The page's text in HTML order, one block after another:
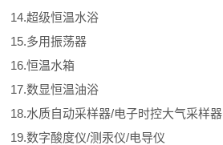
14.超级恒温水浴
15.多用振荡器
16.恒温水箱
17.数显恒温油浴
18.水质自动采样器/电子时控大气采样器
19.数字酸度仪/测汞仪/电导仪